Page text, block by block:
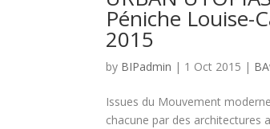
Péniche Louise-
2015
by BIPadmin | 1 Oct 2015 |
Issues du Mouvement
chacune par des architectures